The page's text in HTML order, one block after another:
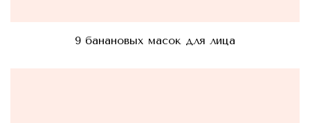
9 банановых масок для лица